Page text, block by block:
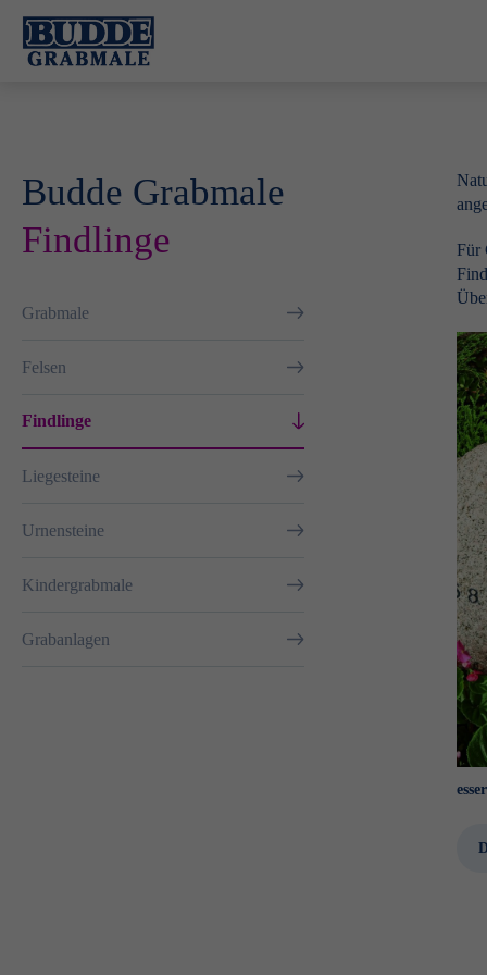
Budde Grabmale
Findlinge
Grabmale
Felsen
Findlinge
Liegesteine
Urnensteine
Kindergrabmale
Grabanlagen
Für
esser